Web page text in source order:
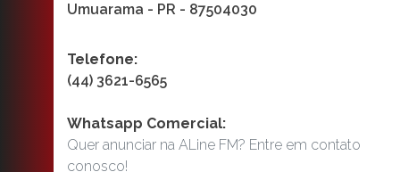
Umuarama - PR - 87504030
Telefone:
(44) 3621-6565
Whatsapp Comercial:
Quer anunciar na ALine FM? Entre em contato
conosco!